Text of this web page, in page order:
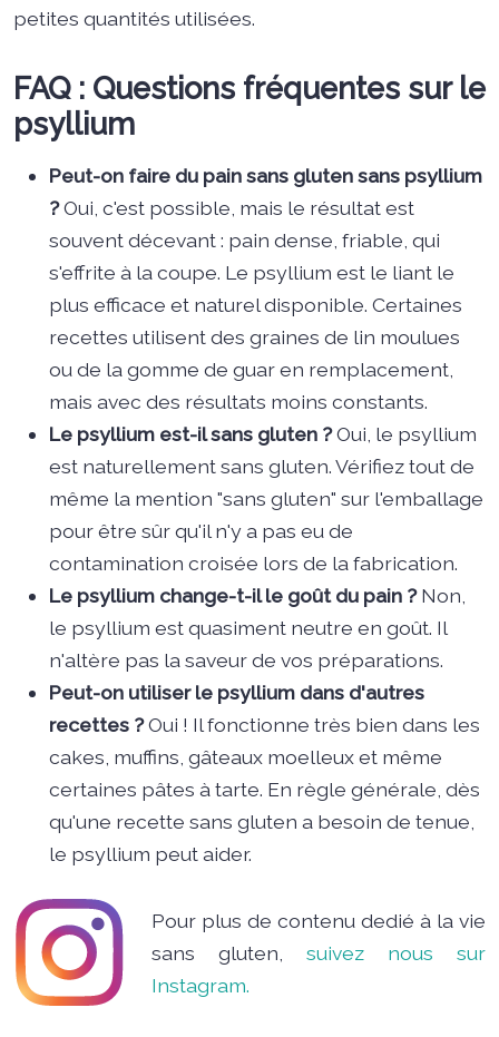
petites quantités utilisées.
FAQ : Questions fréquentes sur le
psyllium
Peut-on faire du pain sans gluten sans psyllium
?Oui, c'est possible, mais le résultat est
souvent décevant : pain dense, friable, qui
s'effrite à la coupe. Le psyllium est le liant le
plus efficace et naturel disponible. Certaines
recettes utilisent des graines de lin moulues
ou de la gomme de guar en remplacement,
mais avec des résultats moins constants.
Le psyllium est-il sans gluten ?Oui, le psyllium
est naturellement sans gluten. Vérifiez tout de
même la mention "sans gluten" sur l'emballage
pour être sûr qu'il n'y a pas eu de
contamination croisée lors de la fabrication.
Le psyllium change-t-il le goût du pain ?Non,
le psyllium est quasiment neutre en goût. Il
n'altère pas la saveur de vos préparations.
Peut-on utiliser le psyllium dans d'autres
recettes ?Oui ! Il fonctionne très bien dans les
cakes, muffins, gâteaux moelleux et même
certaines pâtes à tarte. En règle générale, dès
qu'une recette sans gluten a besoin de tenue,
le psyllium peut aider.
Pour plus de contenu dedié à la vie
sans gluten, suivez nous sur
Instagram.